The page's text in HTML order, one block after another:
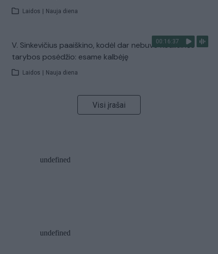
Laidos Nauja diena
00:16:37
V. Sinkevičius paaiškino, kodėl dar nebuvo Koalicinės
tarybos posėdžio: esame kalbėję
Laidos Nauja diena
Visi įrašai